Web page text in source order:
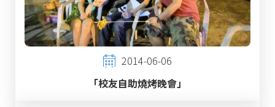
2014-06-06
「校友自助燒烤晚會」